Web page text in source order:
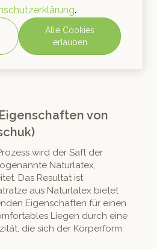
2 4 →
von
wird der Saft der
Naturlatex,
Das Resultat ist
aus Naturlatex bietet
Eigenschaften für einen
Liegen durch eine
die sich der Körperform
.
Alle Cookies
erlauben